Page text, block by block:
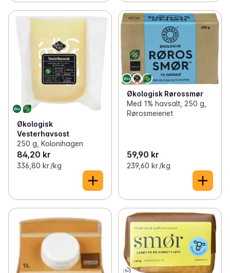
Økologisk
Vesterhavsost
250 g, Kolonihagen
84,20 kr
336,80 kr /kg
Økologisk Rørossmør
Med 1% havsalt, 250 g,
Rørosmeieriet
59,90 kr
239,60 kr /kg